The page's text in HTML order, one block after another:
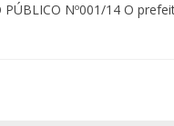
PÚBLICO Nº001/14 O